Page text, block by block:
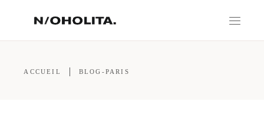
ACCUEIL BLOG-PARIS